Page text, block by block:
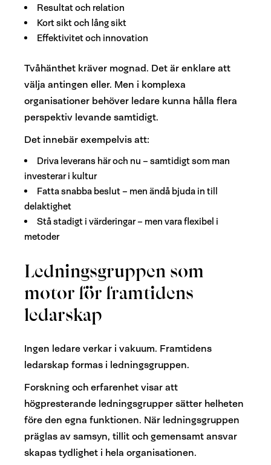
Resultat och relation
Kort sikt och lång sikt
Effektivitet och innovation
Tvåhänthet kräver mognad. Det är enklare att
välja antingen eller. Men i komplexa
organisationer behöver ledare kunna hålla flera
perspektiv levande samtidigt.
Det innebär exempelvis att:
Driva leverans här och nu – samtidigt som man
investerar i kultur
Fatta snabba beslut – men ändå bjuda in till
delaktighet
Stå stadigt i värderingar – men vara flexibel i
metoder
Ledningsgruppen som
motor för framtidens
ledarskap
Ingen ledare verkar i vakuum. Framtidens
ledarskap formas i ledningsgruppen.
Forskning och erfarenhet visar att
högpresterande ledningsgrupper sätter helheten
före den egna funktionen. När ledningsgruppen
präglas av samsyn, tillit och gemensamt ansvar
skapas tydlighet i hela organisationen.